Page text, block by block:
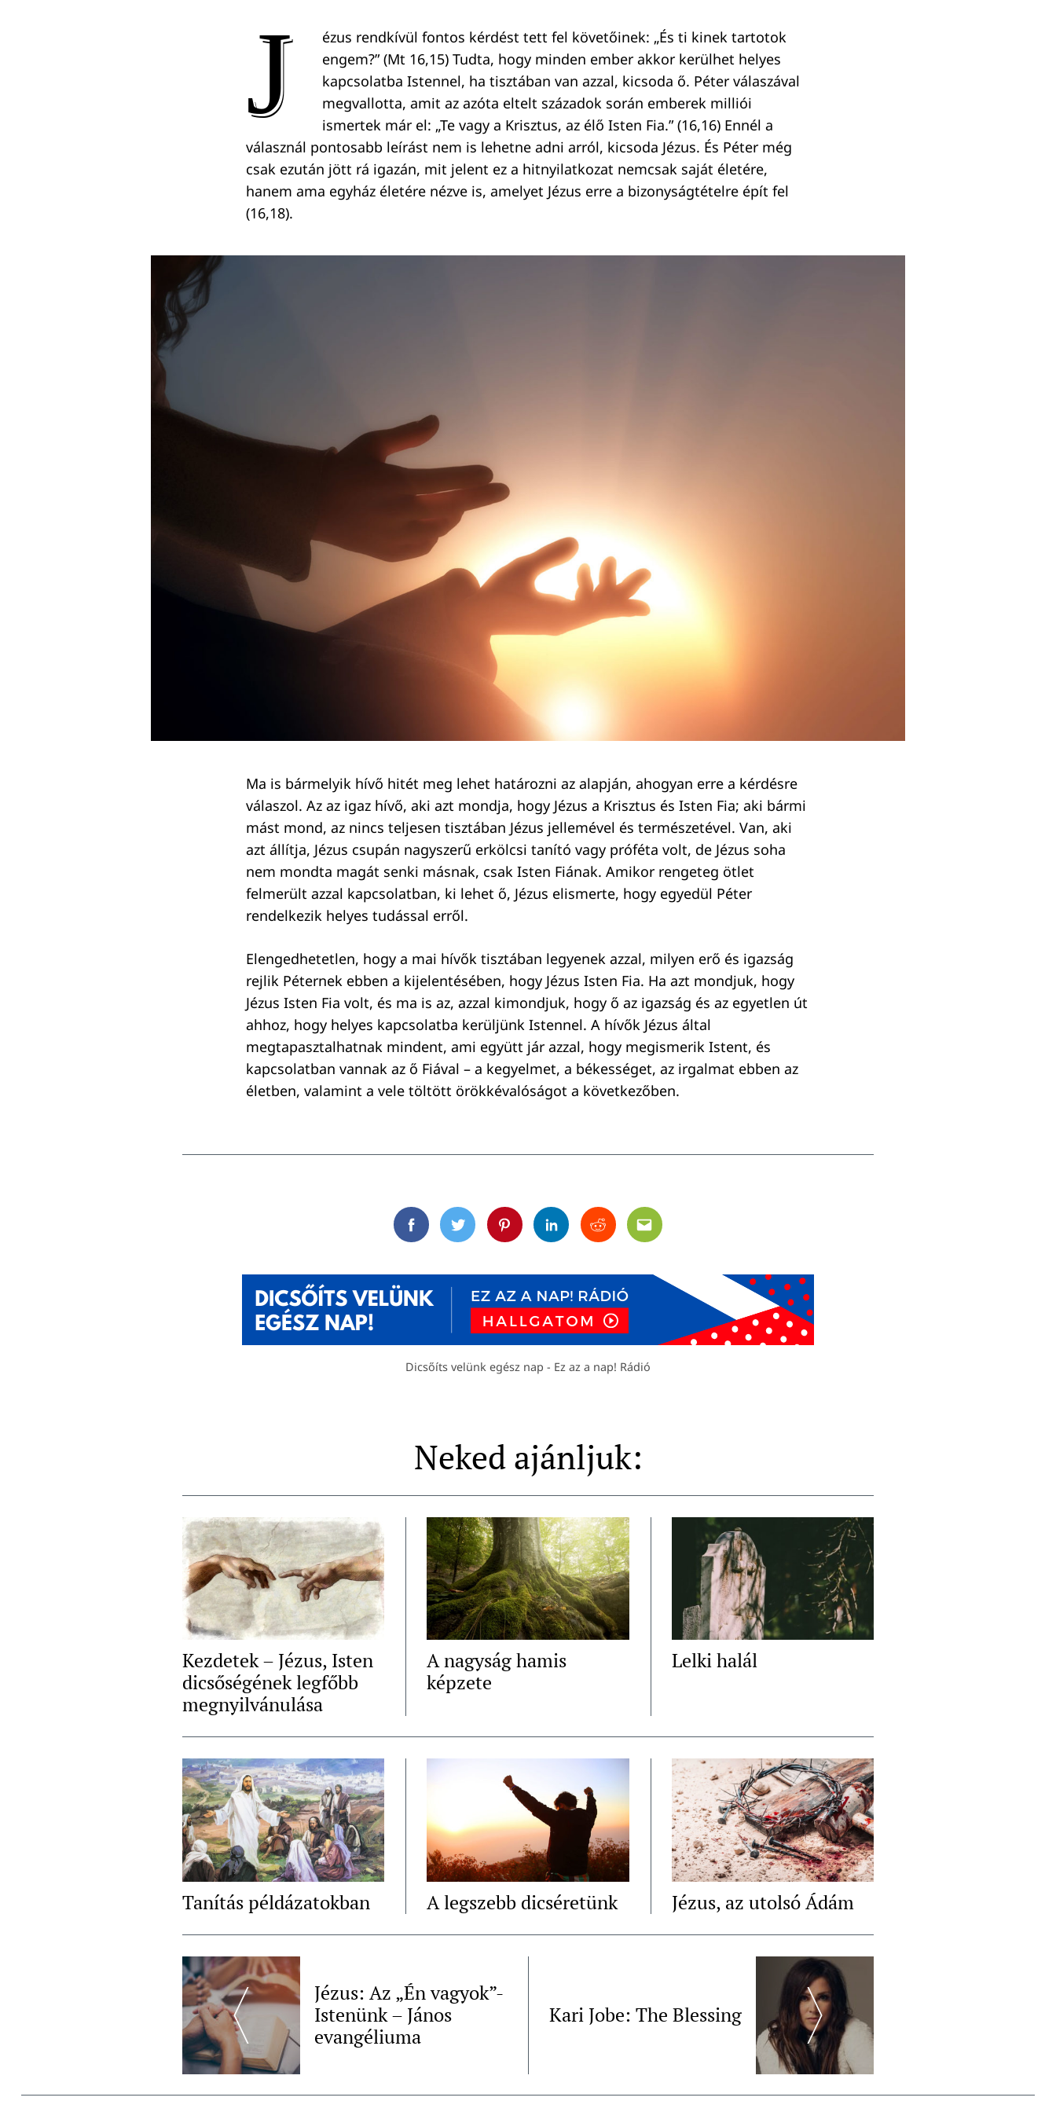
J
ézus rendkívül fontos kérdést tett fel követőinek: „És ti kinek tartotok
engem?” (Mt 16,15) Tudta, hogy minden ember akkor kerülhet helyes
kapcsolatba Istennel, ha tisztában van azzal, kicsoda ő. Péter válaszával
megvallotta, amit az azóta eltelt századok során emberek milliói
ismertek már el: „Te vagy a Krisztus, az élő Isten Fia.” (16,16) Ennél a
válasznál pontosabb leírást nem is lehetne adni arról, kicsoda Jézus. És Péter még
csak ezután jött rá igazán, mit jelent ez a hitnyilatkozat nemcsak saját életére,
hanem ama egyház életére nézve is, amelyet Jézus erre a bizonyságtételre épít fel
(16,18).
Ma is bármelyik hívő hitét meg lehet határozni az alapján, ahogyan erre a kérdésre
válaszol. Az az igaz hívő, aki azt mondja, hogy Jézus a Krisztus és Isten Fia; aki bármi
mást mond, az nincs teljesen tisztában Jézus jellemével és természetével. Van, aki
azt állítja, Jézus csupán nagyszerű erkölcsi tanító vagy próféta volt, de Jézus soha
nem mondta magát senki másnak, csak Isten Fiának. Amikor rengeteg ötlet
felmerült azzal kapcsolatban, ki lehet ő, Jézus elismerte, hogy egyedül Péter
rendelkezik helyes tudással erről.
Elengedhetetlen, hogy a mai hívők tisztában legyenek azzal, milyen erő és igazság
rejlik Péternek ebben a kijelentésében, hogy Jézus Isten Fia. Ha azt mondjuk, hogy
Jézus Isten Fia volt, és ma is az, azzal kimondjuk, hogy ő az igazság és az egyetlen út
ahhoz, hogy helyes kapcsolatba kerüljünk Istennel. A hívők Jézus által
megtapasztalhatnak mindent, ami együtt jár azzal, hogy megismerik Istent, és
kapcsolatban vannak az ő Fiával – a kegyelmet, a békességet, az irgalmat ebben az
életben, valamint a vele töltött örökkévalóságot a következőben.
FacebookTwitterPinterestLinkedinRedditEmail
Dicsőíts velünk egész nap - Ez az a nap! Rádió
Neked ajánljuk:
Kezdetek – Jézus, Isten
dicsőségének legfőbb
megnyilvánulása
A nagyság hamis
képzete
Lelki halál
Tanítás példázatokban A legszebb dicséretünk Jézus, az utolsó Ádám
Post
NavigationJézus: Az „Én vagyok”-
Istenünk – János
evangéliuma
Kari Jobe: The Blessing